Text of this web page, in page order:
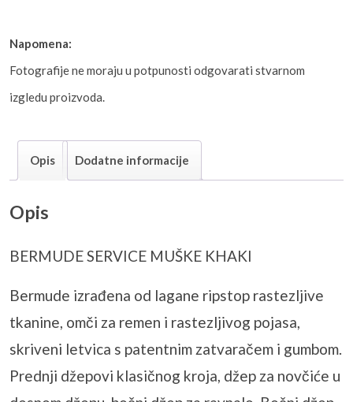
Napomena:
Fotografije ne moraju u potpunosti odgovarati stvarnom
izgledu proizvoda.
Opis Dodatne informacije
Opis
BERMUDE SERVICE MUŠKE KHAKI
Bermude izrađena od lagane ripstop rastezljive
tkanine, omči za remen i rastezljivog pojasa,
skriveni letvica s patentnim zatvaračem i gumbom.
Prednji džepovi klasičnog kroja, džep za novčiće u